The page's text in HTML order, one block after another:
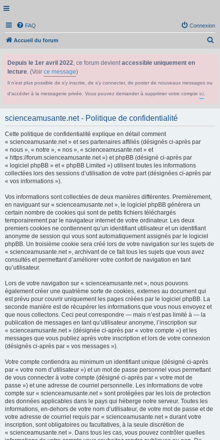
FAQ Connexion
Accueil du forum
Depuis le 1er avril 2022, ce forum devientaccessible uniquement en
lecture. (Voir ce message)
Il n'est plus possible de s'y inscrire, de s'y connecter, de poster de nouveaux messages ou
d'accéder à la messagerie privée. Vous pouvez demander à supprimer votre compte ici
scienceamusante.net - Politique de confidentialité
Cette politique de confidentialité explique en détail comment
« scienceamusante.net » et ses partenaires affiliés (désignés ci-après par
« nous », « notre », « nos », « scienceamusante.net » et
« https://forum.scienceamusante.net ») et phpBB (désigné ci-après par
« logiciel phpBB » et « phpBB Limited ») utilisent toutes les informations
collectées lors des sessions d’utilisation de votre part (désignées ci-après par
« vos informations »).
Vos informations sont collectées de deux manières différentes. Premièrement,
en naviguant sur « scienceamusante.net », le logiciel phpBB génèrera un
certain nombre de cookies qui sont de petits fichiers téléchargés
temporairement par le navigateur internet de votre ordinateur. Les deux
premiers cookies ne contiennent qu’un identifiant utilisateur et un identifiant
anonyme de session qui vous sont automatiquement assignés par le logiciel
phpBB. Un troisième cookie sera créé lors de votre navigation sur les sujets de
« scienceamusante.net », archivant de ce fait tous les sujets que vous avez
consultés et permettant d’améliorer votre confort de navigation en tant
qu’utilisateur.
Lors de votre navigation sur « scienceamusante.net », nous pouvons
également créer une quatrième sorte de cookies, externes au document qui
est prévu pour couvrir uniquement les pages créées par le logiciel phpBB. La
seconde manière est de récupérer les informations que vous nous envoyez et
que nous collectons. Ceci peut correspondre — mais n’est pas limité à — la
publication de messages en tant qu’utilisateur anonyme, l’inscription sur
« scienceamusante.net » (désignée ci-après par « votre compte ») et les
messages que vous publiez après votre inscription et lors de votre connexion
(désignés ci-après par « vos messages »).
Votre compte contiendra au minimum un identifiant unique (désigné ci-après
par « votre nom d’utilisateur ») et un mot de passe personnel vous permettant
de vous connecter à votre compte (désigné ci-après par « votre mot de
passe ») et une adresse de courriel personnelle. Les informations de votre
compte sur « scienceamusante.net » sont protégées par les lois de protection
des données applicables dans le pays qui héberge notre serveur. Toutes les
informations, en-dehors de votre nom d’utilisateur, de votre mot de passe et de
votre adresse de courriel requis par « scienceamusante.net » durant votre
inscription, sont obligatoires ou facultatives, à la seule discrétion de
« scienceamusante.net ». Dans tous les cas, vous pouvez contrôler quelles